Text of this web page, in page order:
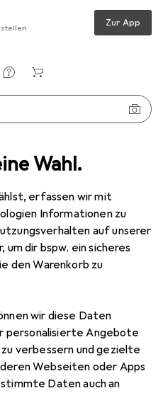
Wahl.
erfassen wir mit
Informationen zu
auf unserer
dir bspw. ein sicheres
den Warenkorb zu
wir diese Daten
personalisierte Angebote
verbessern und gezielte
Webseiten oder Apps
Daten auch an
Zur App
Lenovo ThinkPad OneLink Adapter
Adapter
Marke
Mehr von Lenovo